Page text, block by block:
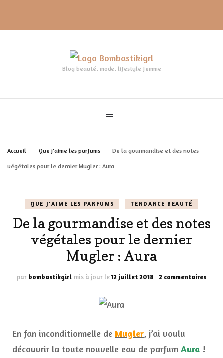
Blog beauté, mode, lifestyle femme
Accueil Que j'aime les parfums De la gourmandise et des notes
végétales pour le dernier Mugler : Aura
QUE J'AIME LES PARFUMS TENDANCE BEAUTÉ
De la gourmandise et des notes
végétales pour le dernier
Mugler : Aura
par bombastikgirl mis à jour le12 juillet 2018 2 commentairessur
En fan inconditionnelle de Mugler, j’ai voulu
découvrir la toute nouvelle eau de parfum Aura !